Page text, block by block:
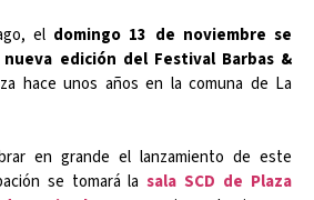
el domingo 13 de noviembre se
edición del Festival Barbas &
hace unos años en la comuna de La
en grande el lanzamiento de este
se tomará lasala SCD de Plaza